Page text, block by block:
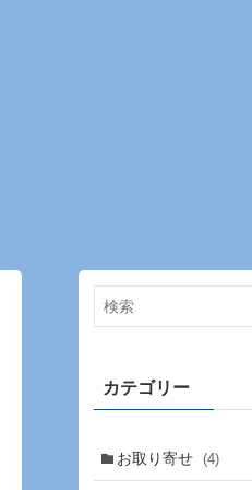
カテゴリー
お取り寄せ (4)